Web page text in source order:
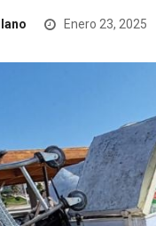
Enero 23, 2025